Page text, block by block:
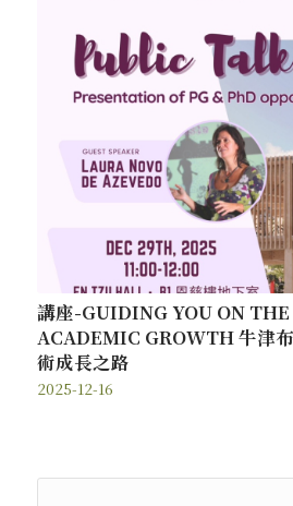
講座-GUIDING YOU ON
ACADEMIC GROWTH 牛津
術成長之路
2025-12-16